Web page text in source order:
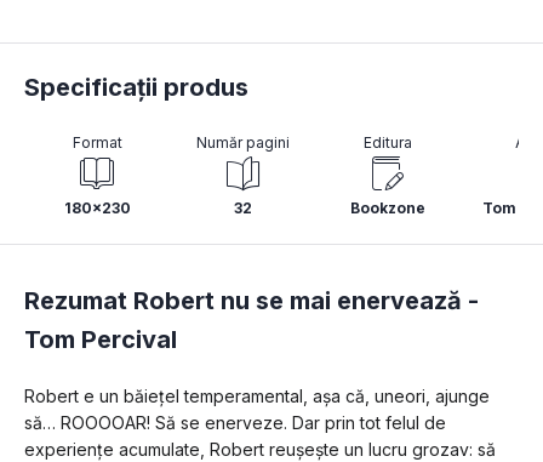
Specificații produs
Format
180x230
Număr pagini
32
Editura
Bookzone Tom
Rezumat Robert nu se mai enervează -
Tom Percival
Robert e un băiețel temperamental, așa că, uneori, ajunge
să… ROOOOAR! Să se enerveze. Dar prin tot felul de
experiențe acumulate, Robert reușește un lucru grozav: să